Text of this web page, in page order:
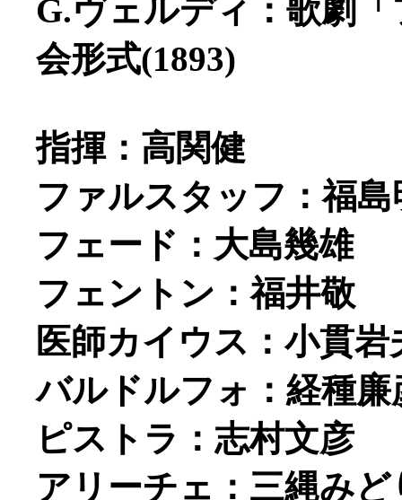
G.ヴェルディ：歌劇
会形式(1893)
指揮：高関健
ファルスタッフ：福島
フェード：大島幾雄
フェントン：福井敬
医師カイウス：小貫岩
バルドルフォ：経種廉
ピストラ：志村文彦
アリーチェ：三縄みど